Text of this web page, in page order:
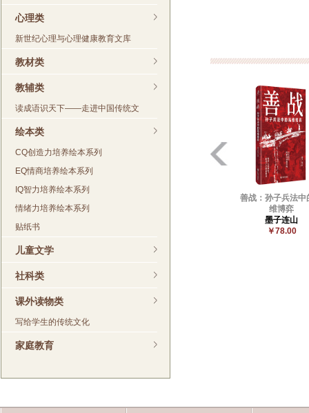
心理类
新世纪心理与心理健康教育文库
教材类
教辅类
读成语识天下——走进中国传统文
绘本类
CQ创造力培养绘本系列
EQ情商培养绘本系列
IQ智力培养绘本系列
情绪力培养绘本系列
贴纸书
儿童文学
社科类
课外读物类
写给学生的传统文化
家庭教育
善战：孙子兵法中
维博弈
墨子连山
￥78.00